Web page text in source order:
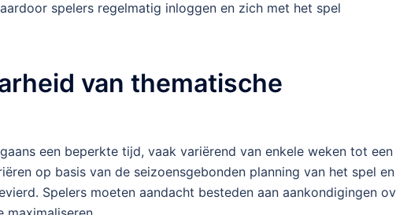
spelers regelmatig inloggen en zich met het spel
van thematische
een beperkte tijd, vaak variërend van enkele weken tot een
op basis van de seizoensgebonden planning van het spel en
Spelers moeten aandacht besteden aan aankondigingen